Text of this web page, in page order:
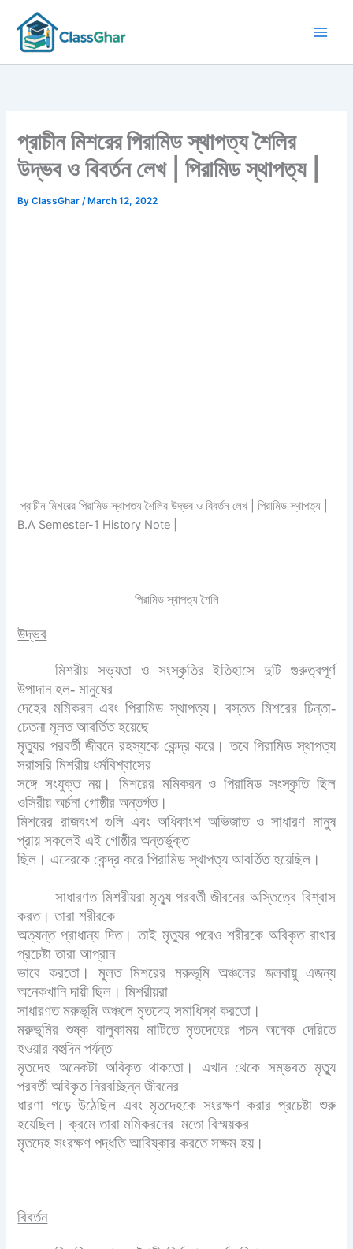
content
প্রাচীন মিশরের পিরামিড স্থাপত্য শৈলির
উদ্ভব ও বিবর্তন লেখ | পিরামিড স্থাপত্য |
ByClassGhar/ March 12, 2022
প্রাচীন মিশরের পিরামিড স্থাপত্য শৈলির উদ্ভব ও বিবর্তন লেখ | পিরামিড স্থাপত্য |
B.A Semester-1 History Note |
পিরামিড স্থাপত্য শৈলি
উদ্ভব
মিশরীয় সভ্যতা ও সংস্কৃতির ইতিহাসে দুটি গুরুত্বপূর্ণ
উপাদান হল- মানুষের
দেহের মমিকরন এবং পিরামিড স্থাপত্য। বস্তত মিশরের চিন্তা-
চেতনা মূলত আবর্তিত হয়েছে
মৃত্যুর পরবর্তী জীবনে রহস্যকে কেন্দ্র করে। তবে পিরামিড স্থাপত্য
সরাসরি মিশরীয় ধর্মবিশ্বাসের
সঙ্গে সংযুক্ত নয়। মিশরের মমিকরন ও পিরামিড সংস্কৃতি ছিল
ওসিরীয় অর্চনা গোষ্ঠীর অন্তর্গত।
মিশরের রাজবংশ গুলি এবং অধিকাংশ অভিজাত ও সাধারণ মানুষ
প্রায় সকলেই এই গোষ্ঠীর অন্তর্ভুক্ত
ছিল। এদেরকে কেন্দ্র করে পিরামিড স্থাপত্য আবর্তিত হয়েছিল।
সাধারণত মিশরীয়রা মৃত্যু পরবর্তী জীবনের অস্তিত্বে বিশ্বাস
করত। তারা শরীরকে
অত্যন্ত প্রাধান্য দিত। তাই মৃত্যুর পরেও শরীরকে অবিকৃত রাখার
প্রচেষ্টা তারা আপ্রান
ভাবে করতো। মূলত মিশরের মরুভূমি অঞ্চলের জলবায়ু এজন্য
অনেকখানি দায়ী ছিল। মিশরীয়রা
সাধারণত মরুভূমি অঞ্চলে মৃতদেহ সমাধিস্থ করতো।
মরুভূমির শুষ্ক বালুকাময় মাটিতে মৃতদেহের পচন অনেক দেরিতে
হওয়ার বহুদিন পর্যন্ত
মৃতদেহ অনেকটা অবিকৃত থাকতো। এখান থেকে সম্ভবত মৃত্যু
পরবর্তী অবিকৃত নিরবচ্ছিন্ন জীবনের
ধারণা গড়ে উঠেছিল এবং মৃতদেহকে সংরক্ষণ করার প্রচেষ্টা শুরু
হয়েছিল। ক্রমে তারা মমিকরনের মতো বিস্ময়কর
মৃতদেহ সংরক্ষণ পদ্ধতি আবিষ্কার করতে সক্ষম হয়।
বিবর্তন